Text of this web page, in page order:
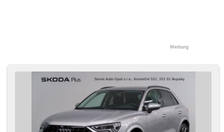
Werbung